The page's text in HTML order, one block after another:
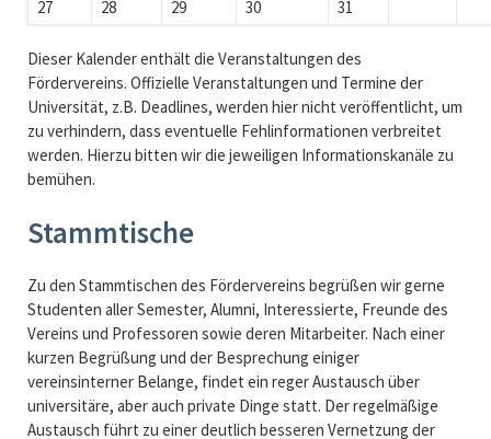
27
28 29 30 31
Dieser Kalender enthält die Veranstaltungen des
Fördervereins. Offizielle Veranstaltungen und Termine der
Universität, z.B. Deadlines, werden hier nicht veröffentlicht, um
zu verhindern, dass eventuelle Fehlinformationen verbreitet
werden. Hierzu bitten wir die jeweiligen Informationskanäle zu
bemühen.
Stammtische
Zu den Stammtischen des Fördervereins begrüßen wir gerne
Studenten aller Semester, Alumni, Interessierte, Freunde des
Vereins und Professoren sowie deren Mitarbeiter. Nach einer
kurzen Begrüßung und der Besprechung einiger
vereinsinterner Belange, findet ein reger Austausch über
universitäre, aber auch private Dinge statt. Der regelmäßige
Austausch führt zu einer deutlich besseren Vernetzung der